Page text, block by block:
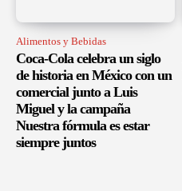
Alimentos y Bebidas
Coca-Cola celebra un siglo
de historia en México con un
comercial junto a Luis
Miguel y la campaña
Nuestra fórmula es estar
siempre juntos